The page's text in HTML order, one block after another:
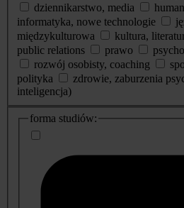
dziennikarstwo, media
informatyka, nowe technologie
międzykulturowa
kultura,
public relations
prawo
rozwój osobisty, coaching
polityka
zdrowie, zaburzenia
inteligencja)
dodatkowe
informacje
forma studiów: